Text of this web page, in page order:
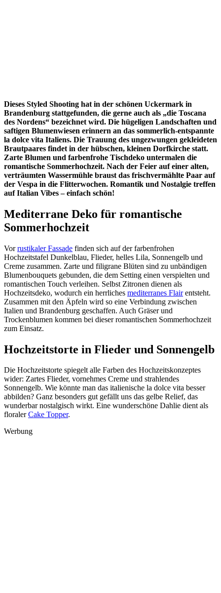
Dieses Styled Shooting hat in der schönen Uckermark in
Brandenburg stattgefunden, die gerne auch als „die Toscana
des Nordens“ bezeichnet wird. Die hügeligen Landschaften und
saftigen Blumenwiesen erinnern an das sommerlich-entspannte
la dolce vita Italiens. Die Trauung des ungezwungen gekleideten
Brautpaares findet in der hübschen, kleinen Dorfkirche statt.
Zarte Blumen und farbenfrohe Tischdeko untermalen die
romantische Sommerhochzeit. Nach der Feier auf einer alten,
verträumten Wassermühle braust das frischvermählte Paar auf
der Vespa in die Flitterwochen. Romantik und Nostalgie treffen
auf Italian Vibes – einfach schön!
Mediterrane Deko für romantische
Sommerhochzeit
Vorrustikaler Fassade finden sich auf der farbenfrohen
Hochzeitstafel Dunkelblau, Flieder, helles Lila, Sonnengelb und
Creme zusammen. Zarte und filigrane Blüten sind zu unbändigen
Blumenbouquets gebunden, die dem Setting einen verspielten und
romantischen Touch verleihen. Selbst Zitronen dienen als
Hochzeitsdeko, wodurch ein herrliches mediterranes Flairentsteht.
Zusammen mit den Äpfeln wird so eine Verbindung zwischen
Italien und Brandenburg geschaffen. Auch Gräser und
Trockenblumen kommen bei dieser romantischen Sommerhochzeit
zum Einsatz.
Hochzeitstorte in Flieder und Sonnengelb
Die Hochzeitstorte spiegelt alle Farben des Hochzeitskonzeptes
wider: Zartes Flieder, vornehmes Creme und strahlendes
Sonnengelb. Wie könnte man das italienische la dolce vita besser
abbilden? Ganz besonders gut gefällt uns das gelbe Relief, das
wunderbar nostalgisch wirkt. Eine wunderschöne Dahlie dient als
floralerCake Topper.
Werbung